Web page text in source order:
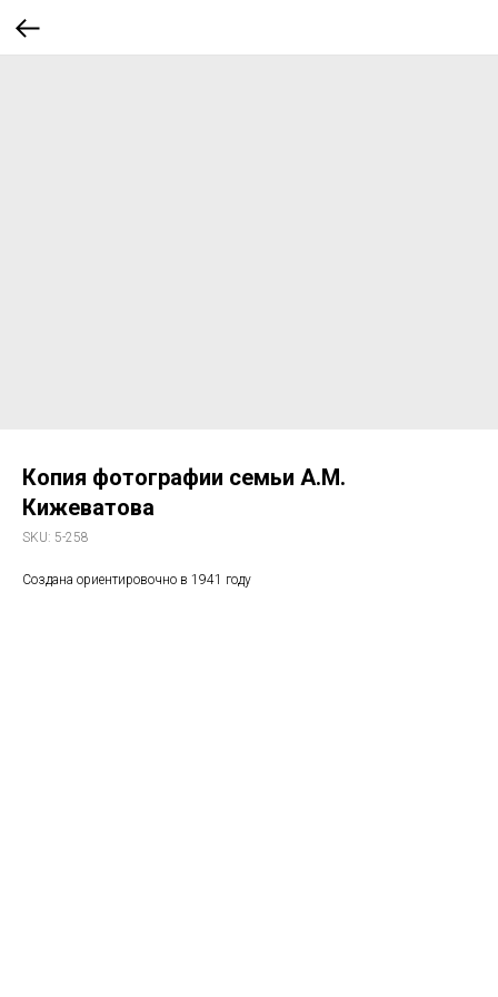
Копия фотографии семьи А.М.
Кижеватова
SKU: 5-258
Создана ориентировочно в 1941 году